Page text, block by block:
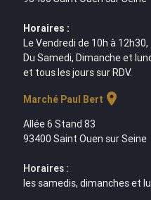
Horaires :
Le Vendredi de 10h à 12h30,
Du Samedi, Dimanche et
et tous les jours sur RDV.
Marché Paul Bert location_on
Allée 6 Stand 83
93400 Saint Ouen sur Seine
Horaires :
les samedis, dimanches et